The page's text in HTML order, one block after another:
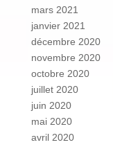
mars 2021
janvier 2021
décembre 2020
novembre 2020
octobre 2020
juillet 2020
juin 2020
mai 2020
avril 2020